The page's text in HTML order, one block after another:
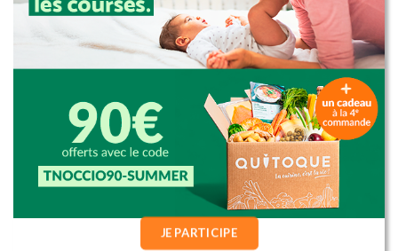
JE PARTICIPE